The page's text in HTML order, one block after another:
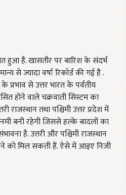
हुआ है. खासतौर पर बारिश के संदर्भ
से ज्यादा वर्षा रिकॉर्ड की गई है .
से उत्तर भारत के पर्वतीय
होने वाले चक्रवाती सिस्टम का
राजस्थान तथा पश्चिमी उत्तर प्रदेश में
बनी रहेगी जिससे हल्के बादलों का
है. उत्तरी और पश्चिमी राजस्थान
को मिल सकती हैं. ऐसे में आइए निजी